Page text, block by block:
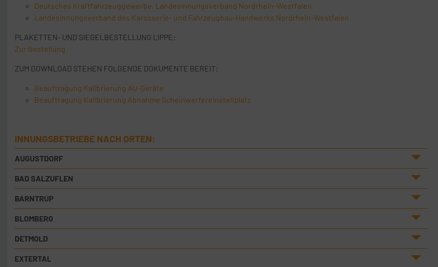
Deutsches Kraftfahrzeuggewerbe, Landesinnungsverband Nordrhein-Westfalen
Landesinnungsverband des Karosserie- und Fahrzeugbau-Handwerks Nordrhein-Westfalen
PLAKETTEN- UND SIEGELBESTELLUNG LIPPE:
Zur Bestellung
ZUM DOWNLOAD STEHEN FOLGENDE DOKUMENTE BEREIT:
Beauftragung Kalibrierung AU-Geräte
Beauftragung Kalibrierung Abnahme Scheinwerfereinstellplatz
INNUNGSBETRIEBE NACH ORTEN:
AUGUSTDORF
BAD SALZUFLEN
BARNTRUP
BLOMBERG
DETMOLD
EXTERTAL